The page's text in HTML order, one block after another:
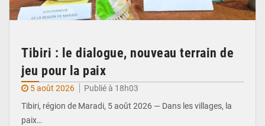
Tibiri : le dialogue, nouveau terrain de
jeu pour la paix
5 août 2026
Publié à 18h03
Tibiri, région de Maradi, 5 août 2026 — Dans les villages, la
paix…